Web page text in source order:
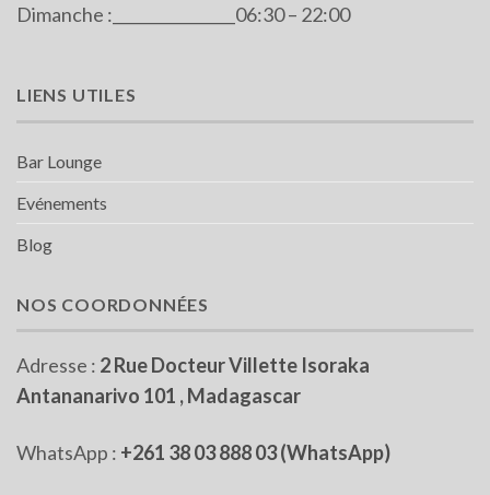
Dimanche :________________06:30 – 22:00
LIENS UTILES
Bar Lounge
Evénements
Blog
NOS COORDONNÉES
Adresse : 2 Rue Docteur Villette Isoraka
Antananarivo 101 , Madagascar
WhatsApp : +261 38 03 888 03 (WhatsApp)